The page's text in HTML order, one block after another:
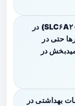
مهارگر جدیدِ ناقل گلیسین (SLC۶A۲۰) در
حتی در
در
بهداشتی در